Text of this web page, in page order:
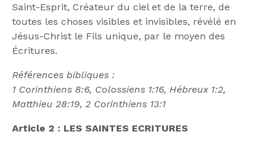
Saint-Esprit, Créateur du ciel et de la terre, de
toutes les choses visibles et invisibles, révélé en
Jésus-Christ le Fils unique, par le moyen des
Écritures.
Références bibliques :
1 Corinthiens 8:6, Colossiens 1:16, Hébreux 1:2,
Matthieu 28:19, 2 Corinthiens 13:1
Article 2 : LES SAINTES ECRITURES